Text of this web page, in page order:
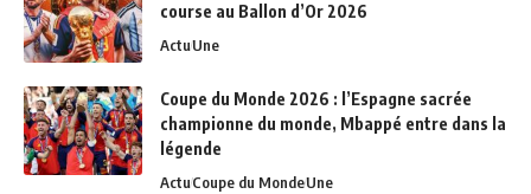
course au Ballon d’Or 2026
ActuUne
Coupe du Monde 2026 : l’Espagne sacrée
championne du monde, Mbappé entre dans la
légende
ActuCoupe du MondeUne